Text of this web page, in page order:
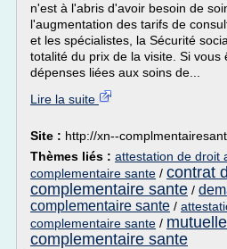
n'est à l'abris d'avoir besoin de
l'augmentation des tarifs de
et les spécialistes, la Sécurité
totalité du prix de la visite. Si vous
dépenses liées aux soins de...
Lire la suite
Site : http://xn--
Thèmes liés : attestation de droit
complementaire sante / contrat
complementaire sante /
complementaire sante /
complementaire sante /
complementaire sante